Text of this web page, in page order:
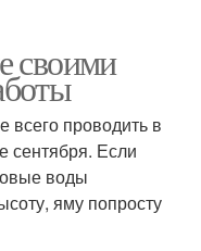
своими
всего проводить в
сентября. Если
воды
яму попросту